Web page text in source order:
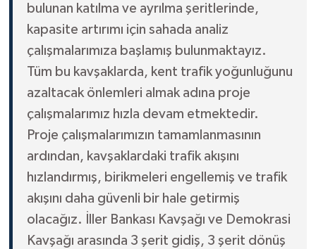
bulunan katılma ve ayrılma şeritlerinde,
kapasite artırımı için sahada analiz
çalışmalarımıza başlamış bulunmaktayız.
Tüm bu kavşaklarda, kent trafik yoğunluğunu
azaltacak önlemleri almak adına proje
çalışmalarımız hızla devam etmektedir.
Proje çalışmalarımızın tamamlanmasının
ardından, kavşaklardaki trafik akışını
hızlandırmış, birikmeleri engellemiş ve trafik
akışını daha güvenli bir hale getirmiş
olacağız. İller Bankası Kavşağı ve Demokrasi
Kavşağı arasında 3 şerit gidiş, 3 şerit dönüş